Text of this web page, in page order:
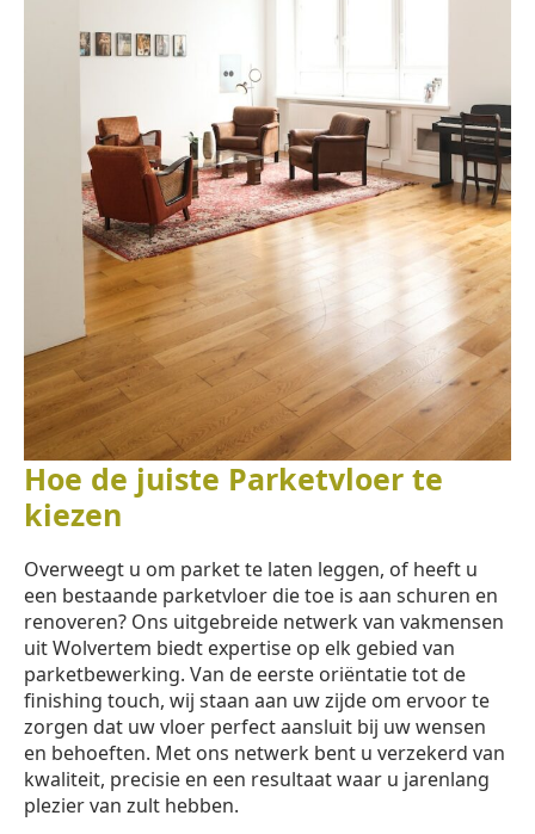
Hoe de juiste Parketvloer te
kiezen
Overweegt u om parket te laten leggen, of heeft u
een bestaande parketvloer die toe is aan schuren en
renoveren? Ons uitgebreide netwerk van vakmensen
uit Wolvertem biedt expertise op elk gebied van
parketbewerking. Van de eerste oriëntatie tot de
finishing touch, wij staan aan uw zijde om ervoor te
zorgen dat uw vloer perfect aansluit bij uw wensen
en behoeften. Met ons netwerk bent u verzekerd van
kwaliteit, precisie en een resultaat waar u jarenlang
plezier van zult hebben.